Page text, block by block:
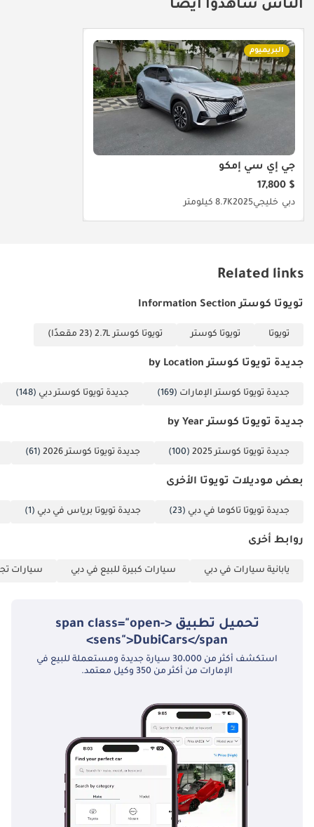
الناس شاهدوا أيضا
البريميوم
جي إي سي إمكو
$ 17,800
دبي خليجي20258.7K كيلومتر
Related links
تويوتا كوستر Information Section
تويوتا تويوتا كوستر تويوتا كوستر 2.7L (23 مقعدًا)
جديدة تويوتا كوستر by Location
جديدة تويوتا كوستر الإمارات (169) جديدة تويوتا كوستر دبي (148)
جديدة تويوتا كوستر by Year
جديدة تويوتا كوستر 2025 (100) جديدة تويوتا كوستر 2026 (61)
بعض موديلات تويوتا الأخرى
جديدة تويوتا تاكوما في دبي (23) جديدة تويوتا برياس في دبي (1)
روابط أخرى
يابانية سيارات في دبي سيارات كبيرة للبيع في دبي سيارات
تحميل تطبيق <span class="open-
sens">DubiCars</span>
استكشف أكثر من 30،000 سيارة جديدة ومستعملة للبيع في
الإمارات من أكثر من 350 وكيل معتمد.